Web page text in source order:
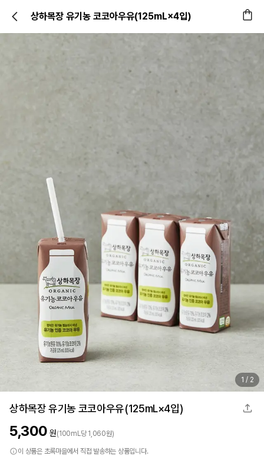
상하목장 유기농 코코아우유(125mL×4입)
1 / 2
상하목장 유기농 코코아우유(125mL×4입)
5,300 원(100mL당 1,060원)
이 상품은 초록마을에서 직접 발송하는 상품입니다.